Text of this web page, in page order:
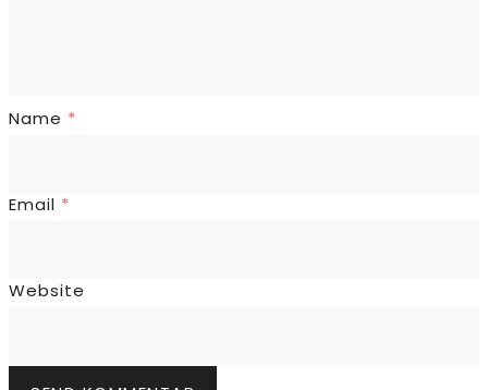
Name *
Email *
Website